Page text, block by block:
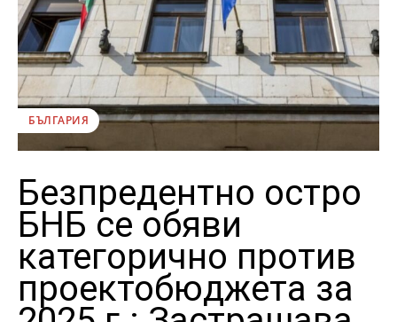
БЪЛГАРИЯ
Безпредентно остро
БНБ се обяви
категорично против
проектобюджета за